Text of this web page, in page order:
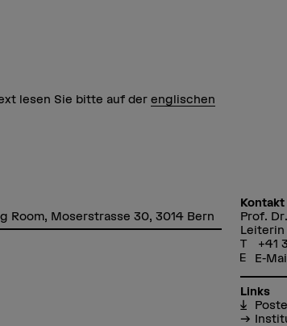
lesen Sie bitte auf derenglischen
Room, Moserstrasse 30, 3014 Bern
Kontakt
Prof.
Leiterin
+41
E-
Links